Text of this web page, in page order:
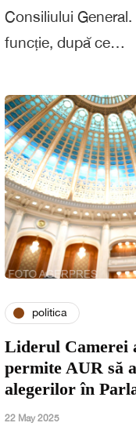
Consiliului
funcție, după ce…
politica
Liderul Camerei
permite AUR să
alegerilor în
22 May 2025